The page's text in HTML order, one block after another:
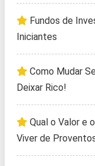
Fundos de
Iniciantes
Como Mudar
Deixar Rico!
Qual o Valor e
Viver de